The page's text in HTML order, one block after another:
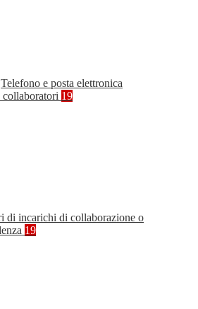
Telefono e posta elettronica
19
di incarichi di collaborazione o
19